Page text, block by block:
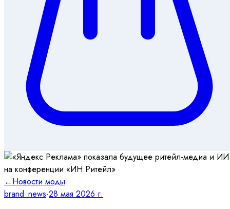
←Новости моды
brand_news·28 мая 2026 г.